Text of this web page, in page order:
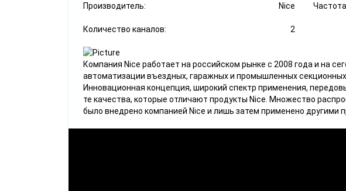
Производитель: Nice
Количество каналов: 2
Компания Nice работает на российском рынке с 2008 года и на
автоматизации въездных, гаражных и промышленных секционных
Инновационная концепция, широкий спектр применения,
те качества, которые отличают продукты Nice. Множество
было внедрено компанией Nice и лишь затем применено другими